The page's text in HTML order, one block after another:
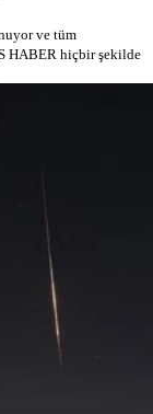
ve tüm
HABER hiçbir şekilde